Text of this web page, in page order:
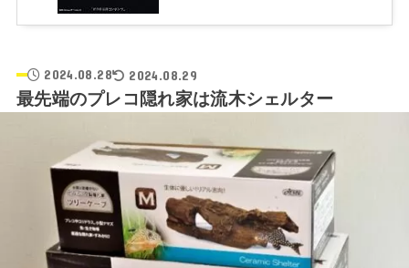
2024.08.28 2024.08.29
最先端のプレコ隠れ家は流木シェルター